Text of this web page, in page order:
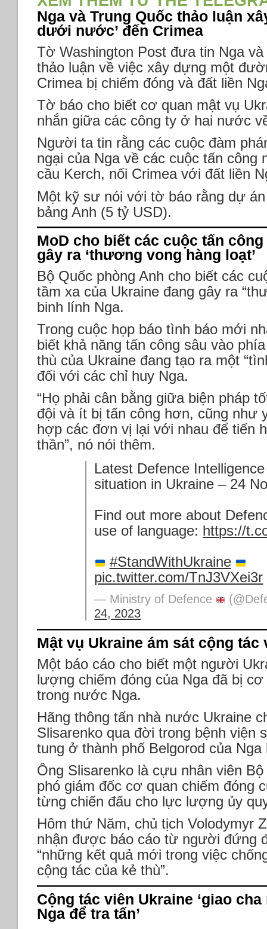
Nga và Trung Quốc thảo luận
dưới nước’ đến Crimea
Tờ Washington Post đưa tin Nga
thảo luận về việc xây dựng một
Crimea bị chiếm đóng và đất liền
Tờ báo cho biết cơ quan mật vụ
nhắn giữa các công ty ở hai nước
Người ta tin rằng các cuộc đàm
ngại của Nga về các cuộc tấn công
cầu Kerch, nối Crimea với đất liền
Một kỹ sư nói với tờ báo rằng dự
bảng Anh (5 tỷ USD).
MoD cho biết các cuộc tấn
gây ra ‘thương vong hàng loạt’
Bộ Quốc phòng Anh cho biết các
tầm xa của Ukraine đang gây ra
binh lính Nga.
Trong cuộc họp báo tình báo mới
biết khả năng tấn công sâu vào
thù của Ukraine đang tạo ra một
đối với các chỉ huy Nga.
“Họ phải cân bằng giữa biện pháp
đội và ít bị tấn công hơn, cũng như
hợp các đơn vị lại với nhau để tiến
thần”, nó nói thêm.
Latest Defence
situation in Ukraine – 24
Find out more about
use of language: https://
#StandWithUkraine
pic.twitter.com/TnJ3VXei3r
— Ministry of Defence
24, 2023
Mật vụ Ukraine ám sát cộng tác
Một báo cáo cho biết một người
lượng chiếm đóng của Nga đã bị
trong nước Nga.
Hãng thông tấn nhà nước Ukraine
Slisarenko qua đời trong bệnh viện
tung ở thành phố Belgorod của Nga
Ông Slisarenko là cựu nhân viên
phó giám đốc cơ quan chiếm đóng
từng chiến đấu cho lực lượng ủy
Hôm thứ Năm, chủ tịch Volodymyr
nhận được báo cáo từ người đứng
“những kết quả mới trong việc
cộng tác của kẻ thù”.
Cộng tác viên Ukraine ‘giao
Nga để tra tấn’